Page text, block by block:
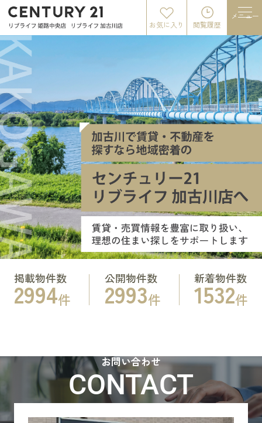
お気に入り 閲覧履歴
メニュー
掲載物件数
2994件
公開物件数
2993件
新着物件数
1532件
お問い合わせ
CONTACT